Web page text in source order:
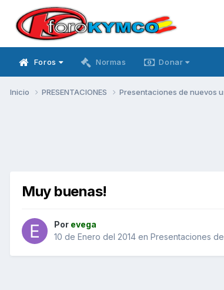
Foros Normas Donar
Inicio PRESENTACIONES Presentaciones de nuevos
Muy buenas!
Por evega
10 de Enero del 2014 en Presentaciones